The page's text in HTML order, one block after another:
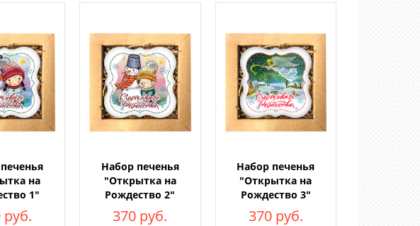
на
1"
руб.
Набор печенья
"Открытка на
Рождество 2"
370 руб.
Набор печенья
"Открытка на
Рождество 3"
370 руб.